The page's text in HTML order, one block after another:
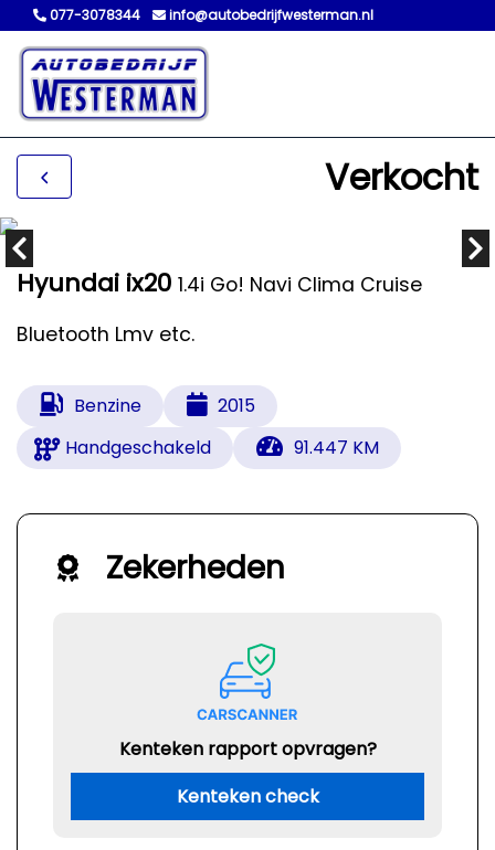
077-3078344 info@autobedrijfwesterman.nl
Verkocht
Hyundai ix20 1.4i Go! Navi Clima Cruise
Bluetooth Lmv etc.
Benzine
2015
Handgeschakeld
91.447 KM
Zekerheden
Kenteken rapport opvragen?
Kenteken check